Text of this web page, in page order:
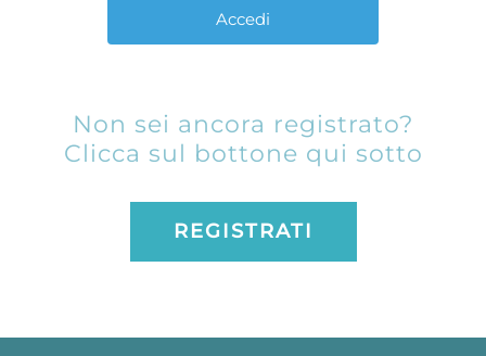
Magazine
Login
Non sei ancora registrato?
Clicca sul bottone qui sotto
REGISTRATI